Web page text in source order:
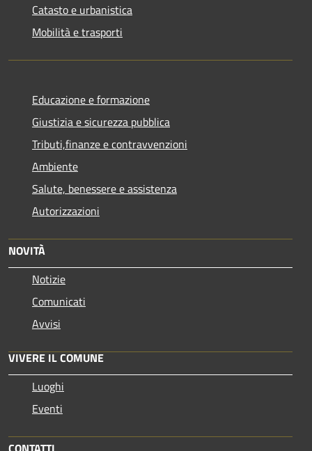
Catasto e urbanistica
Mobilità e trasporti
Educazione e formazione
Giustizia e sicurezza pubblica
Tributi,finanze e contravvenzioni
Ambiente
Salute, benessere e assistenza
Autorizzazioni
NOVITÀ
Notizie
Comunicati
Avvisi
VIVERE IL COMUNE
Luoghi
Eventi